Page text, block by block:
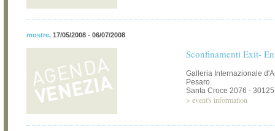
mostre, 17/05/2008 - 06/07/2008
Sconfinamenti Exit-
Galleria Internazionale
Pesaro
Santa Croce 2076 -
> event's information